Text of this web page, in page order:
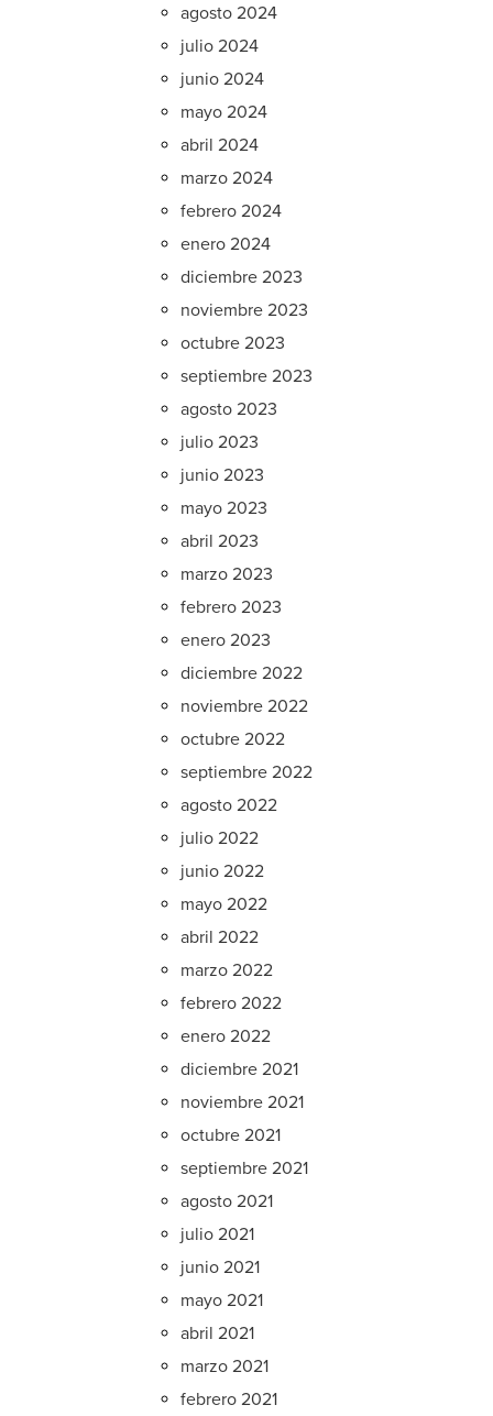
agosto 2024
julio 2024
junio 2024
mayo 2024
abril 2024
marzo 2024
febrero 2024
enero 2024
diciembre 2023
noviembre 2023
octubre 2023
septiembre 2023
agosto 2023
julio 2023
junio 2023
mayo 2023
abril 2023
marzo 2023
febrero 2023
enero 2023
diciembre 2022
noviembre 2022
octubre 2022
septiembre 2022
agosto 2022
julio 2022
junio 2022
mayo 2022
abril 2022
marzo 2022
febrero 2022
enero 2022
diciembre 2021
noviembre 2021
octubre 2021
septiembre 2021
agosto 2021
julio 2021
junio 2021
mayo 2021
abril 2021
marzo 2021
febrero 2021